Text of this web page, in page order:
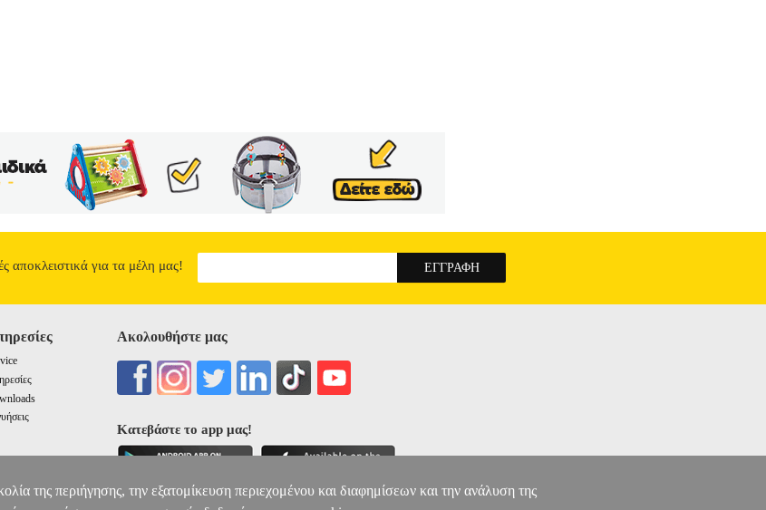
αποκλειστικά για τα μέλη μας!
Ακολουθήστε μας
Κατεβάστε το app μας!
της περιήγησης, την εξατομίκευση περιεχομένου και διαφημίσεων και την ανάλυση της